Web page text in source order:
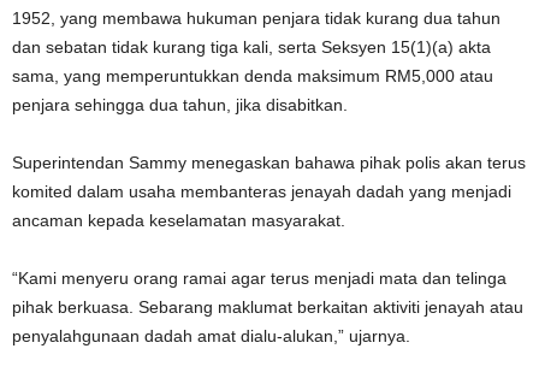
1952, yang membawa hukuman penjara tidak kurang dua tahun
dan sebatan tidak kurang tiga kali, serta Seksyen 15(1)(a) akta
sama, yang memperuntukkan denda maksimum RM5,000 atau
penjara sehingga dua tahun, jika disabitkan.
Superintendan Sammy menegaskan bahawa pihak polis akan terus
komited dalam usaha membanteras jenayah dadah yang menjadi
ancaman kepada keselamatan masyarakat.
“Kami menyeru orang ramai agar terus menjadi mata dan telinga
pihak berkuasa. Sebarang maklumat berkaitan aktiviti jenayah atau
penyalahgunaan dadah amat dialu-alukan,” ujarnya.